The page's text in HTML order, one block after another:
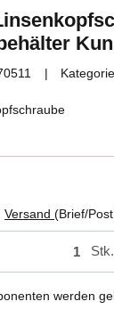
Versand (Brief/
Stk.
werden